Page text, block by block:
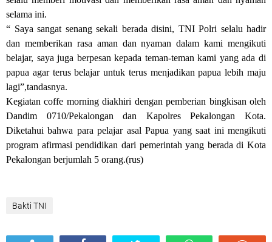
selama ini.
“ Saya sangat senang sekali berada disini, TNI Polri selalu hadir
dan memberikan rasa aman dan nyaman dalam kami mengikuti
belajar, saya juga berpesan kepada teman-teman kami yang ada di
papua agar terus belajar untuk terus menjadikan papua lebih maju
lagi”,tandasnya.
Kegiatan coffe morning diakhiri dengan pemberian bingkisan oleh
Dandim 0710/Pekalongan dan Kapolres Pekalongan Kota.
Diketahui bahwa para pelajar asal Papua yang saat ini mengikuti
program afirmasi pendidikan dari pemerintah yang berada di Kota
Pekalongan berjumlah 5 orang.(rus)
Bakti TNI